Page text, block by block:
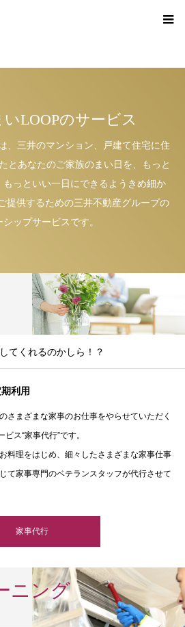
LOOPのサービス
、三井のマンション、戸建て住宅に住
とあなたのご家族のまい日を、もっと
っといい一日にできるようきめ細か
提供するための三井不動産グループの
シップサービスです。
てくれるのかしら！？
利用
さまざまな家事のお仕事をやらせていただく
ス“家事代行”です。
料理をはじめ、細々したさまざまな家事仕事
て家事専門のベテランスタッフが代行させて
家事代行
ニング